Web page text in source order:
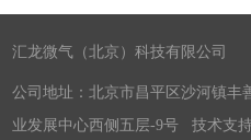
汇龙微气（北京）科技有限公司
公司地址：北京市昌平区沙河镇丰
业发展中心西侧五层-9号 技术支